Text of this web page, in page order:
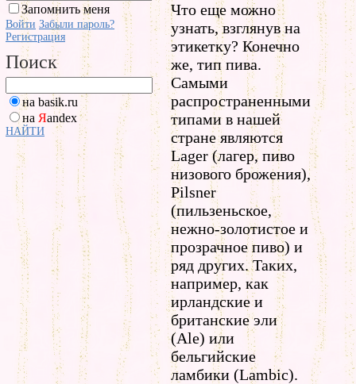
Запомнить меня
Войти Забыли пароль?
Регистрация
Поиск
на basik.ru
на Яandex
НАЙТИ
Что еще можно
узнать, взглянув на
этикетку? Конечно
же, тип пива.
Самыми
распространенными
типами в нашей
стране являются
Lager (лагер, пиво
низового брожения),
Pilsner
(пильзеньское,
нежно-золотистое и
прозрачное пиво) и
ряд других. Таких,
например, как
ирландские и
британские эли
(Ale) или
бельгийские
ламбики (Lambic).